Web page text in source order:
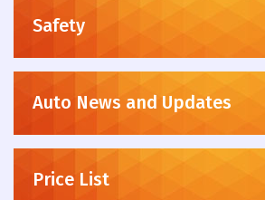
Safety
Auto News and Updates
Price List